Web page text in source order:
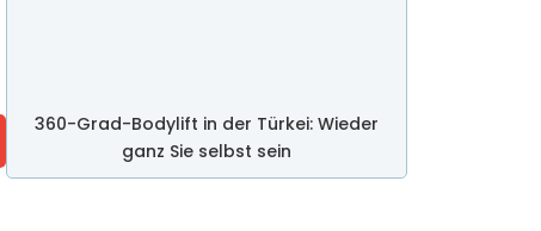
360-Grad-Bodylift in der Türkei: Wieder
ganz Sie selbst sein